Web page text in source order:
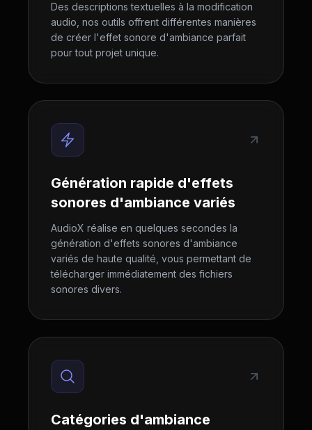
Des descriptions textuelles à la modification
audio, nos outils offrent différentes manières
de créer l'effet sonore d'ambiance parfait
pour tout projet unique.
Génération rapide d'effets
sonores d'ambiance variés
AudioX réalise en quelques secondes la
génération d'effets sonores d'ambiance
variés de haute qualité, vous permettant de
télécharger immédiatement des fichiers
sonores divers.
Catégories d'ambiance